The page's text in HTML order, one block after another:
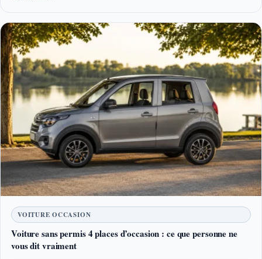
VOITURE OCCASION
Voiture sans permis 4 places d’occasion : ce que personne ne
vous dit vraiment